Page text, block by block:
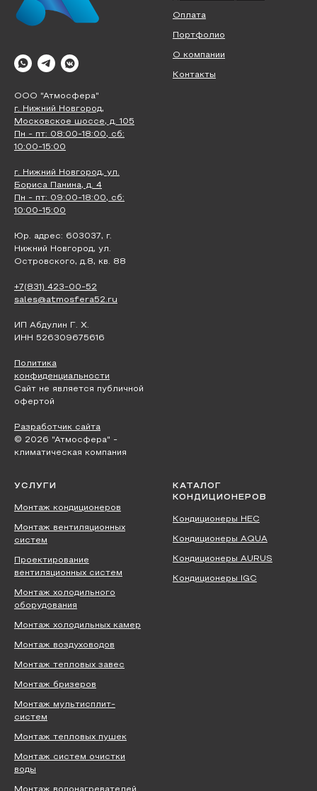
ООО "Атмосфера"
г. Нижний Новгород,
Московское шоссе, д. 105
Пн - пт: 08:00-18:00, сб:
10:00-15:00
г. Нижний Новгород, ул.
Бориса Панина, д. 4
Пн - пт: 09:00-18:00, сб:
10:00-15:00
Юр. адрес: 603037, г.
Нижний Новгород, ул.
Островского, д.8, кв. 88
+7(831) 423-00-52
sales@atmosfera52.ru
ИП Абдулин Г. Х.
ИНН 526309675616
Политика
конфиденциальности
Сайт не является публичной
офертой
Разработчик сайта
© 2026 "Атмосфера" -
климатическая компания
Оплата
Портфолио
О компании
Контакты
УСЛУГИ
Монтаж кондиционеров
Монтаж вентиляционных
систем
Проектирование
вентиляционных систем
Монтаж холодильного
оборудования
Монтаж холодильных камер
Монтаж воздуховодов
Монтаж тепловых завес
Монтаж бризеров
Монтаж мультисплит-
систем
Монтаж тепловых пушек
Монтаж систем очистки
воды
КАТАЛОГ
КОНДИЦИОНЕРОВ
Кондиционеры HEC
Кондиционеры AQUA
Кондиционеры AURUS
Кондиционеры IGC